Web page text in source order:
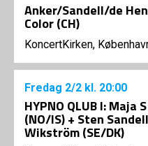
Anker/Sandell/de
Color (CH)
KoncertKirken,
Fredag 2/2 kl. 20:00
HYPNO QLUB I:
(NO/IS) + Sten
Wikström (SE/DK)